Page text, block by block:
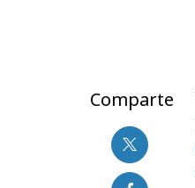
Comparte